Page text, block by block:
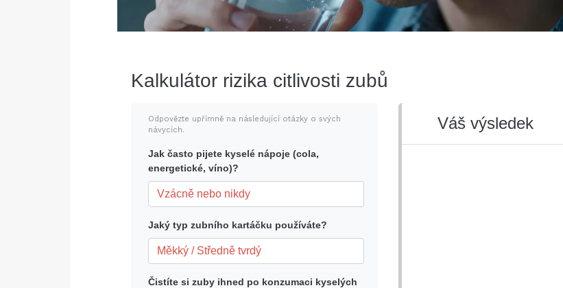
Kalkulátor rizika citlivosti zubů
Odpovězte upřímně na následující otázky o svých
návycích.
Jak často pijete kyselé nápoje (cola,
energetické, víno)?
Jaký typ zubního kartáčku používáte?
Čistíte si zuby ihned po konzumaci kyselých
Váš výsledek